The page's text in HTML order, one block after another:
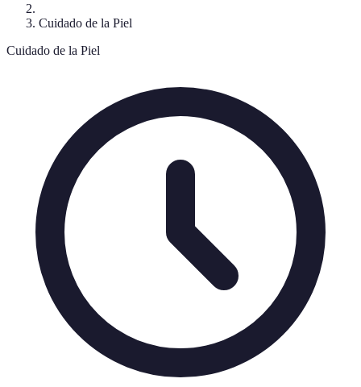
Cuidado de la Piel
Cuidado de la Piel